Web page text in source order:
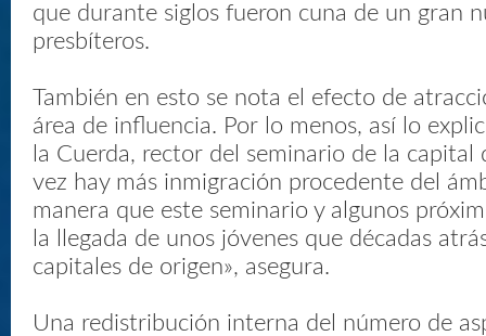
que durante siglos fueron cuna de un gran
presbíteros.
También en esto se nota el efecto de
área de influencia. Por lo menos, así lo
la Cuerda, rector del seminario de la capital
vez hay más inmigración procedente del
manera que este seminario y algunos
la llegada de unos jóvenes que décadas
capitales de origen», asegura.
Una redistribución interna del número de